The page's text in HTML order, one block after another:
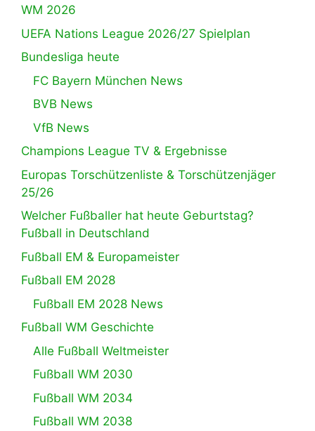
WM 2026
UEFA Nations League 2026/27 Spielplan
Bundesliga heute
FC Bayern München News
BVB News
VfB News
Champions League TV & Ergebnisse
Europas Torschützenliste & Torschützenjäger
25/26
Welcher Fußballer hat heute Geburtstag?
Fußball in Deutschland
Fußball EM & Europameister
Fußball EM 2028
Fußball EM 2028 News
Fußball WM Geschichte
Alle Fußball Weltmeister
Fußball WM 2030
Fußball WM 2034
Fußball WM 2038